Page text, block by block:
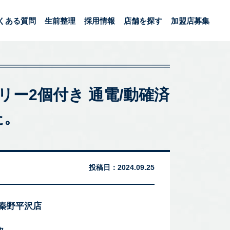
ある質問 生前整理 採用情報 店舗を探す 加盟店募集
ー2個付き 通電/動確済
投稿日： 2024.09.25
野平沢店